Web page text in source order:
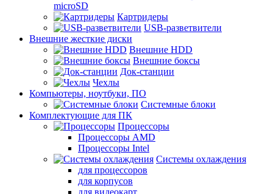
microSD
Картридеры
USB-разветвители
Внешние жесткие диски
Внешние HDD
Внешние боксы
Док-станции
Чехлы
Компьютеры, ноутбуки, ПО
Системные блоки
Комплектующие для ПК
Процессоры
Процессоры AMD
Процессоры Intel
Системы охлаждения
для процессоров
для корпусов
для видеокарт